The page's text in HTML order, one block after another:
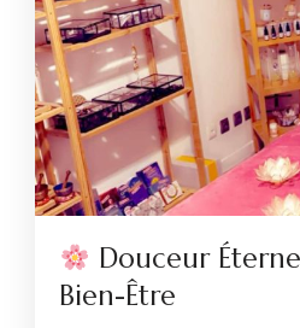
Douceur
Bien-Être